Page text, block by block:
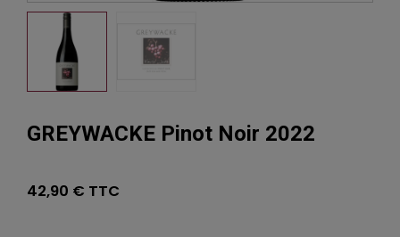
GREYWACKE Pinot Noir 2022
42,90 € TTC